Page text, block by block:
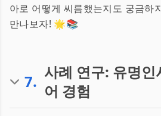
아로 어떻게 씨름했는지도 궁금하
만나보자! 🌟📚
7. 사례 연구: 유명인
어 경험